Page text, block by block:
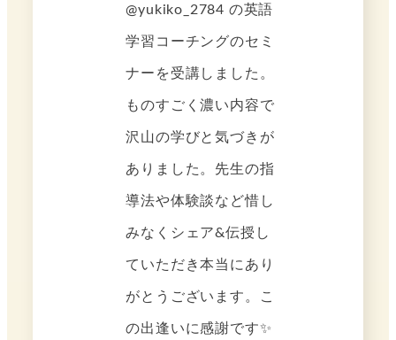
@yukiko_2784 の英語
学習コーチングのセミ
ナーを受講しました。
ものすごく濃い内容で
沢山の学びと気づきが
ありました。先生の指
導法や体験談など惜し
みなくシェア&伝授し
ていただき本当にあり
がとうございます。こ
の出逢いに感謝です✨